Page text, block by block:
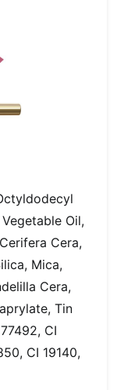
Oil,
Cera,
Mica,
Cera,
Tin
CI
CI 19140,